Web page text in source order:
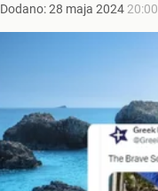
Dodano:28 maja 2024 20:00